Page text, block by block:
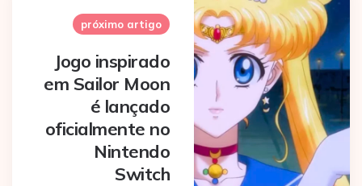
próximo artigo
Jogo inspirado
em Sailor Moon
é lançado
oficialmente no
Nintendo
Switch